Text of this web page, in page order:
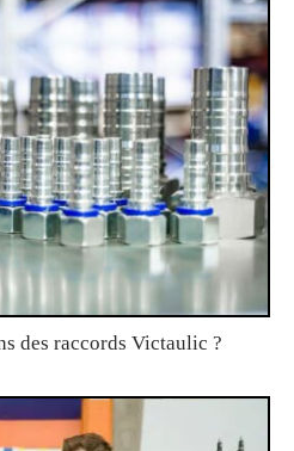
des raccords Victaulic ?